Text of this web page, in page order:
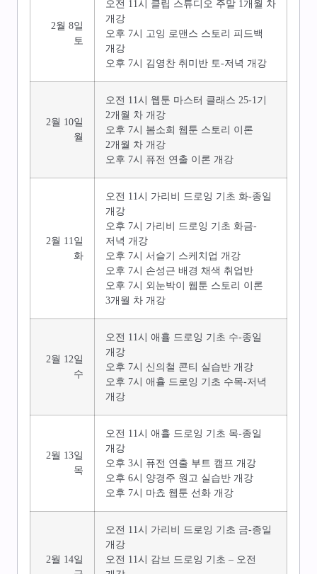
2월 8일
토
오전 11시 클립 스튜디오 주말 1개월 차
개강
오후 7시 고잉 로맨스 스토리 피드백
개강
오후 7시 김영찬 취미반 토-저녁 개강
2월 10일
월
오전 11시 웹툰 마스터 클래스 25-1기
2개월 차 개강
오후 7시 봄소희 웹툰 스토리 이론
2개월 차 개강
오후 7시 퓨전 연출 이론 개강
2월 11일
화
오전 11시 가리비 드로잉 기초 화-종일
개강
오후 7시 가리비 드로잉 기초 화금-
저녁 개강
오후 7시 서슬기 스케치업 개강
오후 7시 손성근 배경 채색 취업반
오후 7시 외눈박이 웹툰 스토리 이론
3개월 차 개강
2월 12일
수
오전 11시 애휼 드로잉 기초 수-종일
개강
오후 7시 신의철 콘티 실습반 개강
오후 7시 애휼 드로잉 기초 수목-저녁
개강
2월 13일
목
오전 11시 애휼 드로잉 기초 목-종일
개강
오후 3시 퓨전 연출 부트 캠프 개강
오후 6시 양경주 원고 실습반 개강
오후 7시 마쵸 웹툰 선화 개강
2월 14일
오전 11시 가리비 드로잉 기초 금-종일
개강
오전 11시 감브 드로잉 기초 – 오전